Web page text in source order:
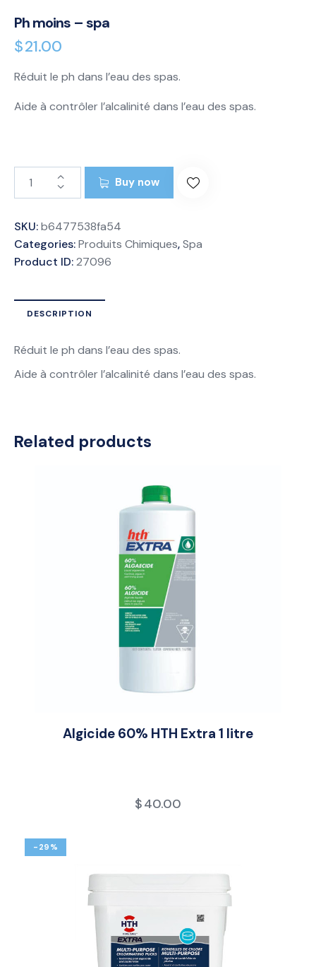
Ph moins – spa
$21.00
Réduit le ph dans l’eau des spas.
Aide à contrôler l’alcalinité dans l’eau des spas.
Buy now
SKU:b6477538fa54
Categories:Produits Chimiques,Spa
Product ID:27096
DESCRIPTION
Réduit le ph dans l’eau des spas.
Aide à contrôler l’alcalinité dans l’eau des spas.
Related products
Algicide 60% HTH Extra 1 litre
$40.00
-29%